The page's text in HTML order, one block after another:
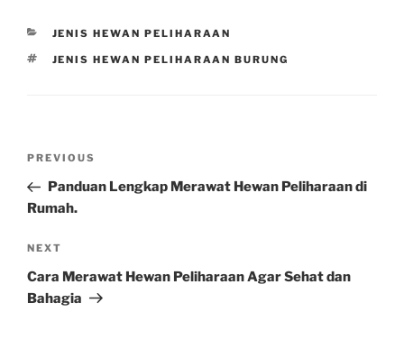
CATEGORIES
JENIS HEWAN PELIHARAAN
TAGS
JENIS HEWAN PELIHARAAN BURUNG
Previous
Post
PREVIOUS
Panduan Lengkap Merawat Hewan Peliharaan di
Rumah.
Next
Post
NEXT
Cara Merawat Hewan Peliharaan Agar Sehat dan
Bahagia